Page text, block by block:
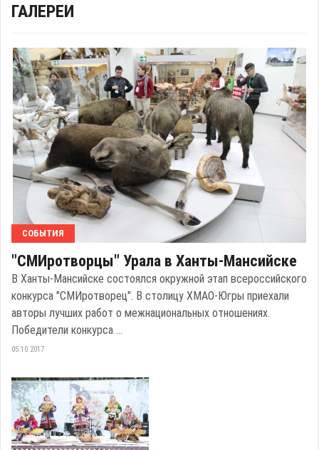
ГАЛЕРЕИ
СОБЫТИЯ
"СМИротворцы" Урала в Ханты-Мансийске
В Ханты-Мансийске состоялся окружной этап всероссийского
конкурса "СМИротворец". В столицу ХМАО-Югры приехали
авторы лучших работ о межнациональных отношениях.
Победители конкурса ...
05.10.2017